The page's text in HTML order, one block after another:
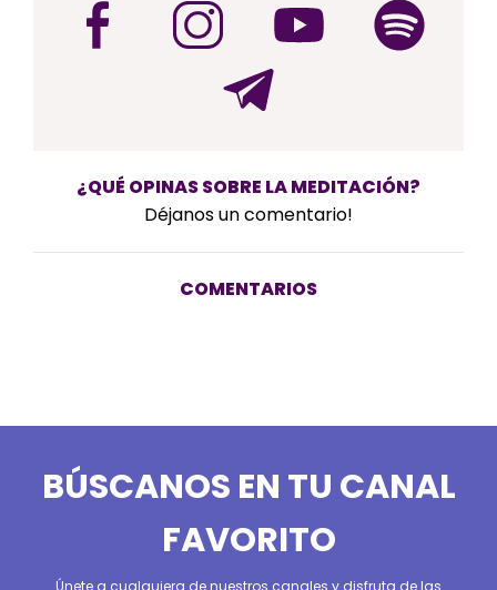
¿QUÉ OPINAS SOBRE LA MEDITACIÓN?
Déjanos un comentario!
COMENTARIOS
BÚSCANOS EN TU CANAL
FAVORITO
Únete a cualquiera de nuestros canales y disfruta de las